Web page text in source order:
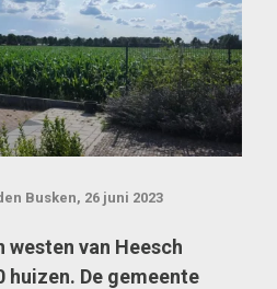
Busken, 26 juni 2023
westen van Heesch
De gemeente